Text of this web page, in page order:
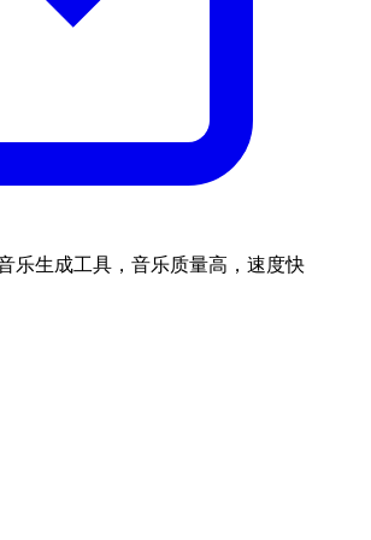
乐生成工具，音乐质量高，速度快